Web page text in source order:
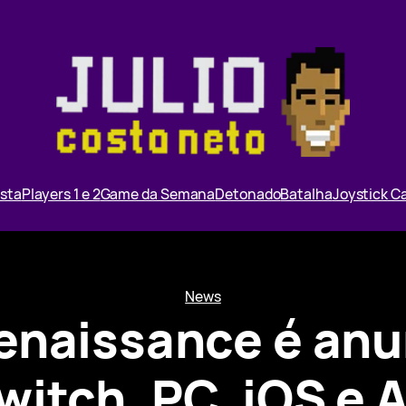
Players 1 e 2Game da SemanaDetonadoBatalhaJoystick
News
é